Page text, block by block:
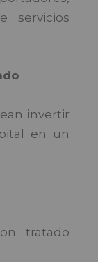
servicios
invertir
en un
tratado